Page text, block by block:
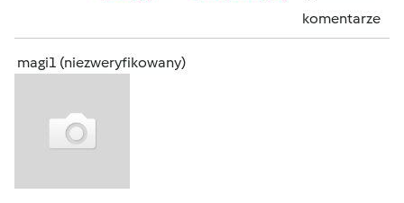
komentarze
magi1 (niezweryfikowany)